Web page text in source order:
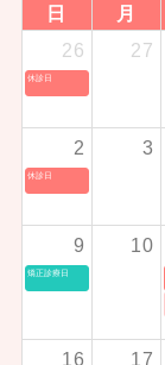
日 月
26
休診日
27
2
休診日
3
9
矯正診療日
10
16 17